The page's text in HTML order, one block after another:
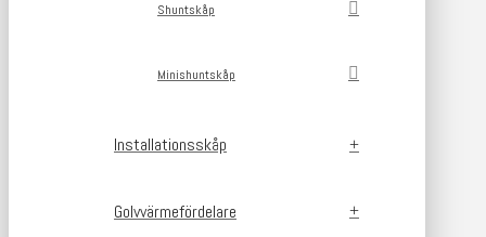
Shuntskåp
Minishuntskåp
Installationsskåp
Golvvärmefördelare